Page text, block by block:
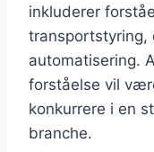
inkluderer
transportstyring,
automatisering.
forståelse vil
konkurrere i en
branche.